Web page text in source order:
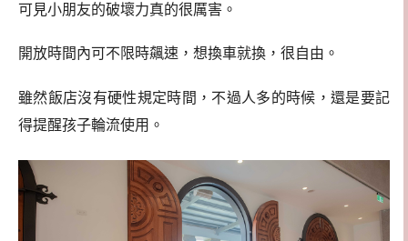
可見小朋友的破壞力真的很厲害。
開放時間內可不限時飆速，想換車就換，很自由。
雖然飯店沒有硬性規定時間，不過人多的時候，還是要記
得提醒孩子輪流使用。